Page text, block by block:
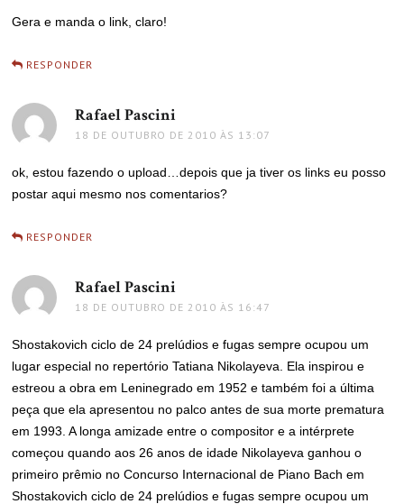
Gera e manda o link, claro!
RESPONDER
Rafael Pascini
18 DE OUTUBRO DE 2010 ÀS 13:07
ok, estou fazendo o upload…depois que ja tiver os links eu posso
postar aqui mesmo nos comentarios?
RESPONDER
Rafael Pascini
18 DE OUTUBRO DE 2010 ÀS 16:47
Shostakovich ciclo de 24 prelúdios e fugas sempre ocupou um
lugar especial no repertório Tatiana Nikolayeva. Ela inspirou e
estreou a obra em Leninegrado em 1952 e também foi a última
peça que ela apresentou no palco antes de sua morte prematura
em 1993. A longa amizade entre o compositor e a intérprete
começou quando aos 26 anos de idade Nikolayeva ganhou o
primeiro prêmio no Concurso Internacional de Piano Bach em
Shostakovich ciclo de 24 prelúdios e fugas sempre ocupou um